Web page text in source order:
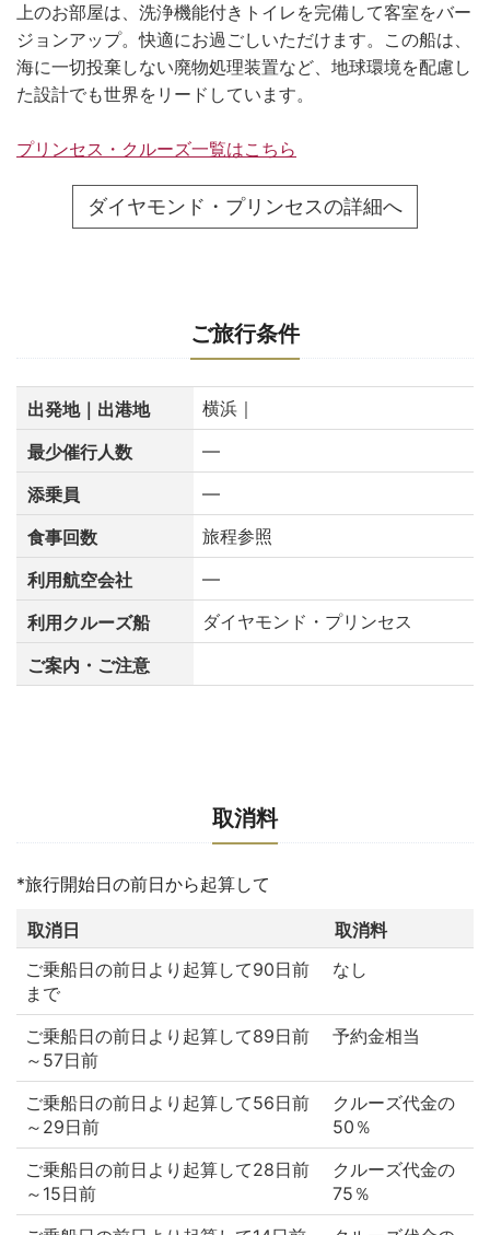
上のお部屋は、洗浄機能付きトイレを完備して客室をバー
ジョンアップ。快適にお過ごしいただけます。この船は、
海に一切投棄しない廃物処理装置など、地球環境を配慮し
た設計でも世界をリードしています。
プリンセス・クルーズ一覧はこちら
ダイヤモンド・プリンセスの詳細へ
ご旅行条件
出発地｜出港地
横浜｜
最少催行人数
―
添乗員
―
食事回数
旅程参照
利用航空会社
―
利用クルーズ船
ダイヤモンド・プリンセス
ご案内・ご注意
取消料
*旅行開始日の前日から起算して
取消日
取消料
ご乗船日の前日より起算して90日前
まで
なし
ご乗船日の前日より起算して89日前
～57日前
予約金相当
ご乗船日の前日より起算して56日前
～29日前
クルーズ代金の
50％
ご乗船日の前日より起算して28日前
～15日前
クルーズ代金の
75％